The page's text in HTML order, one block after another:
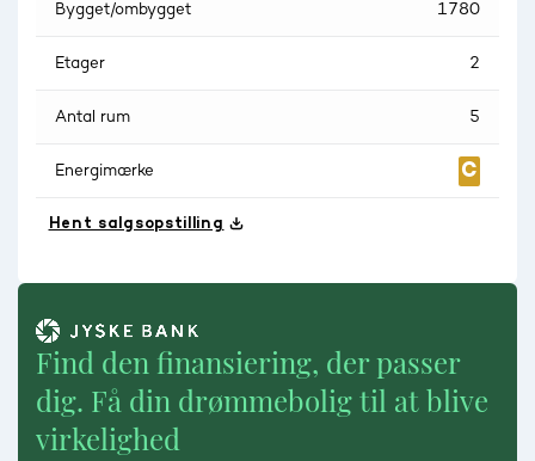
Bygget/ombygget 1780
Etager 2
Antal rum 5
Energimærke
Hent salgsopstilling
Find den finansiering, der passer
dig. Få din drømmebolig til at blive
virkelighed